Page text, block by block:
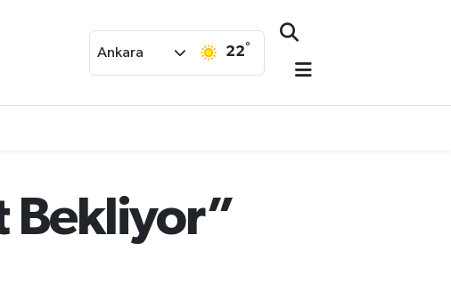
Ankara 22°
Bekliyor”